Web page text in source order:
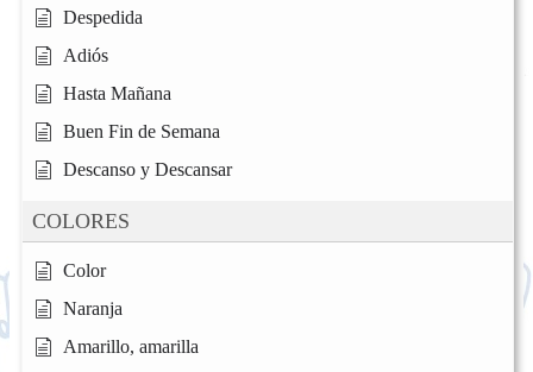
Despedida
Adiós
Hasta Mañana
Buen Fin de Semana
Descanso y Descansar
COLORES
Color
Naranja
Amarillo, amarilla